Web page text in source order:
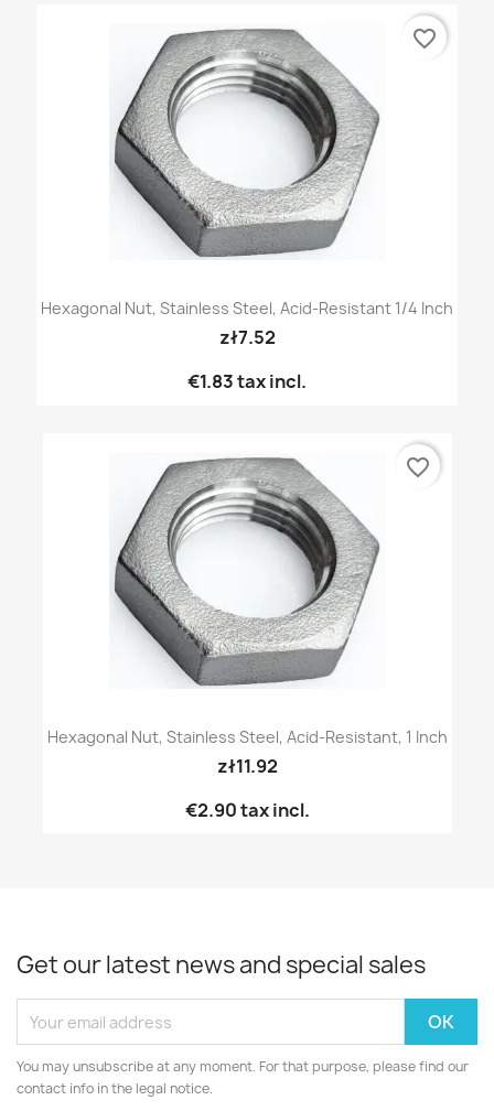
Hexagonal Nut, Stainless Steel, Acid-Resistant 1/4 Inch
zł7.52
€1.83tax incl.
favorite_border
Hexagonal Nut, Stainless Steel, Acid-Resistant, 1 Inch
zł11.92
€2.90tax incl.
favorite_border
Get our latest news and special sales
You may unsubscribe at any moment. For that purpose, please find our
contact info in the legal notice.